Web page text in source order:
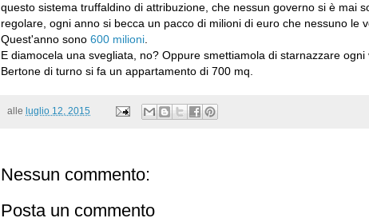
questo sistema truffaldino di attribuzione, che nessun governo si è mai
regolare, ogni anno si becca un pacco di milioni di euro che nessuno le
Quest'anno sono 600 milioni
E diamocela una svegliata, no? Oppure smettiamola di starnazzare ogni
Bertone di turno si fa un appartamento di 700 mq.
alle luglio 12, 2015
Nessun commento:
Posta un commento